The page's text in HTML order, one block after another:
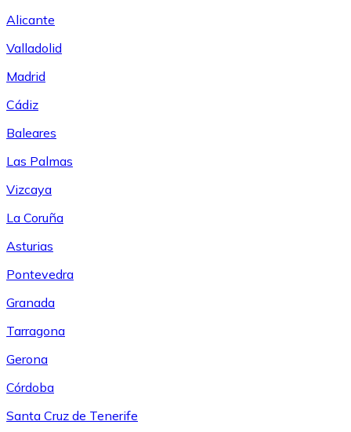
Alicante
Valladolid
Madrid
Cádiz
Baleares
Las Palmas
Vizcaya
La Coruña
Asturias
Pontevedra
Granada
Tarragona
Gerona
Córdoba
Santa Cruz de Tenerife